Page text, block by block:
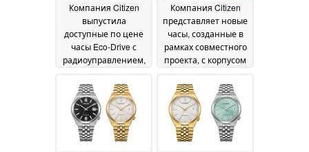
Компания Citizen
выпустила
доступные по цене
часы Eco-Drive с
радиоуправлением,
безелем с
функциями Direct
Flight и UTC01 August
2026
Компания Citizen
представляет новые
часы, созданные в
рамках совместного
проекта, с корпусом
ионным покрытием
и сапфировым
стеклом
18 July 2026